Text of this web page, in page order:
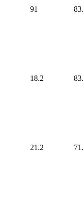
91
18.2
21.2